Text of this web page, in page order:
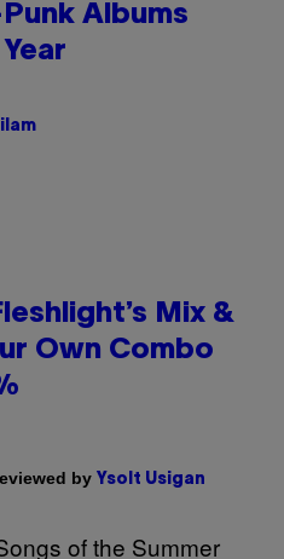
Albums
Mix &
Own Combo
by Ysolt Usigan